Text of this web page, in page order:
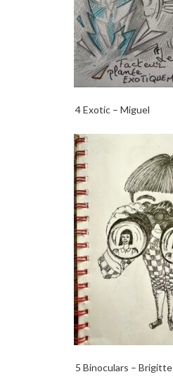
4 Exotic – Miguel
5 Binoculars – Brigitte